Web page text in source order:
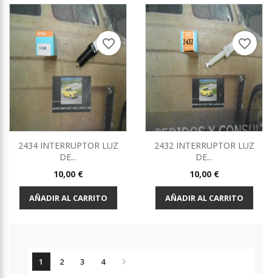
2434 INTERRUPTOR LUZ
DE...
Precio
10,00 €
AÑADIR AL CARRITO
favorite_border
2432 INTERRUPTOR LUZ
DE...
Precio
10,00 €
AÑADIR AL CARRITO
favorite_border
1 2 3 4 